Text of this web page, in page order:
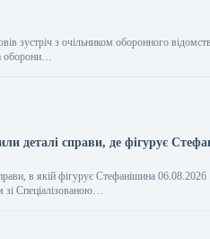
зустріч з очільником оборонного
оборони…
деталі справи, де фігурує
в якій фігурує Стефанішина
зі Спеціалізованою…